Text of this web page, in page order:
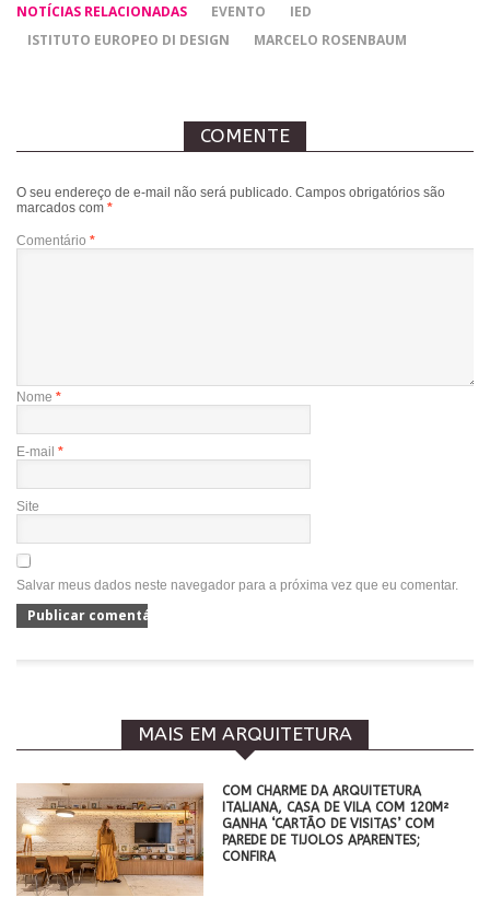
NOTÍCIAS RELACIONADAS EVENTO
IED
ISTITUTO EUROPEO DI DESIGN
MARCELO ROSENBAUM
COMENTE
O seu endereço de e-mail não será publicado. Campos obrigatórios são
marcados com *
Comentário *
Nome *
E-mail *
Site
Salvar meus dados neste navegador para a próxima vez que eu comentar.
MAIS EM ARQUITETURA
COM CHARME DA ARQUITETURA
ITALIANA, CASA DE VILA COM 120M²
GANHA ‘CARTÃO DE VISITAS’ COM
PAREDE DE TIJOLOS APARENTES;
CONFIRA